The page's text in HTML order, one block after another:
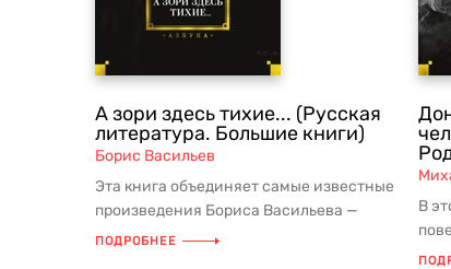
А зори здесь тихие... (Русская
литература. Большие книги)
Борис Васильев
Эта книга объединяет самые известные
произведения Бориса Васильева —
писателя, для которого война и ...
ПОДРОБНЕЕ
В